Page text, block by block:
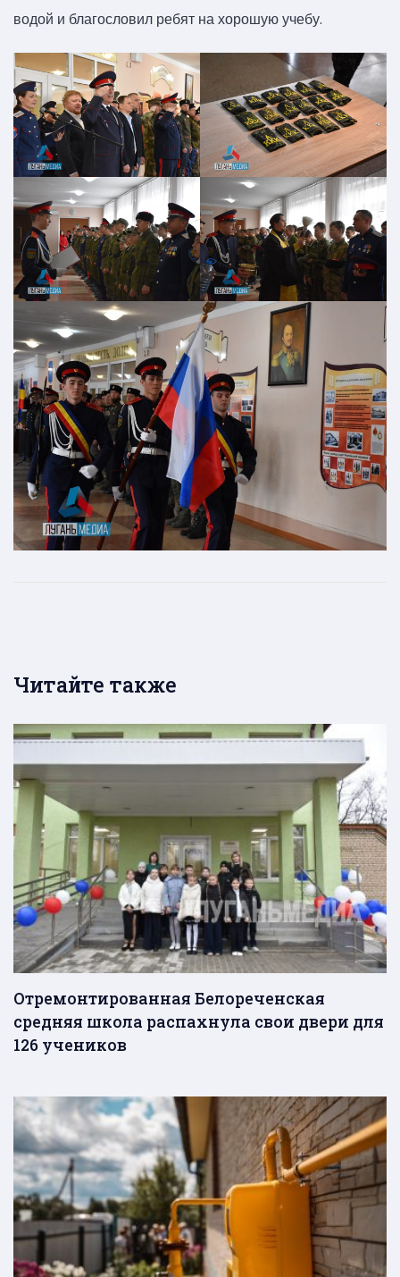
водой и благословил ребят на хорошую учебу.
Читайте также
Отремонтированная Белореченская
средняя школа распахнула свои двери для
126 учеников